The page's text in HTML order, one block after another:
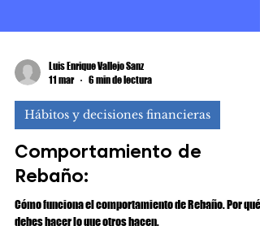
Luis Enrique Vallejo Sanz
11 mar
Hábitos y decisiones financieras
Comportamiento de
Rebaño: